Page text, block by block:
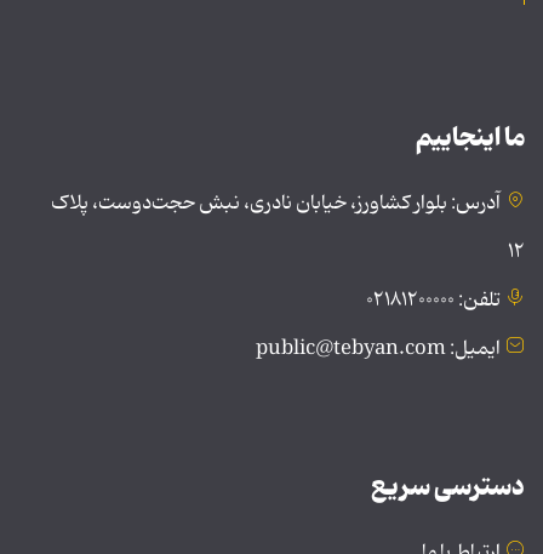
ما اینجاییم
آدرس: بلوار کشاورز، خیابان نادری، نبش حجت‌دوست، پلاک
۱۲
تلفن: ۰۲۱۸۱۲۰۰۰۰۰
ایمیل: public@tebyan.com
دسترسی سریع